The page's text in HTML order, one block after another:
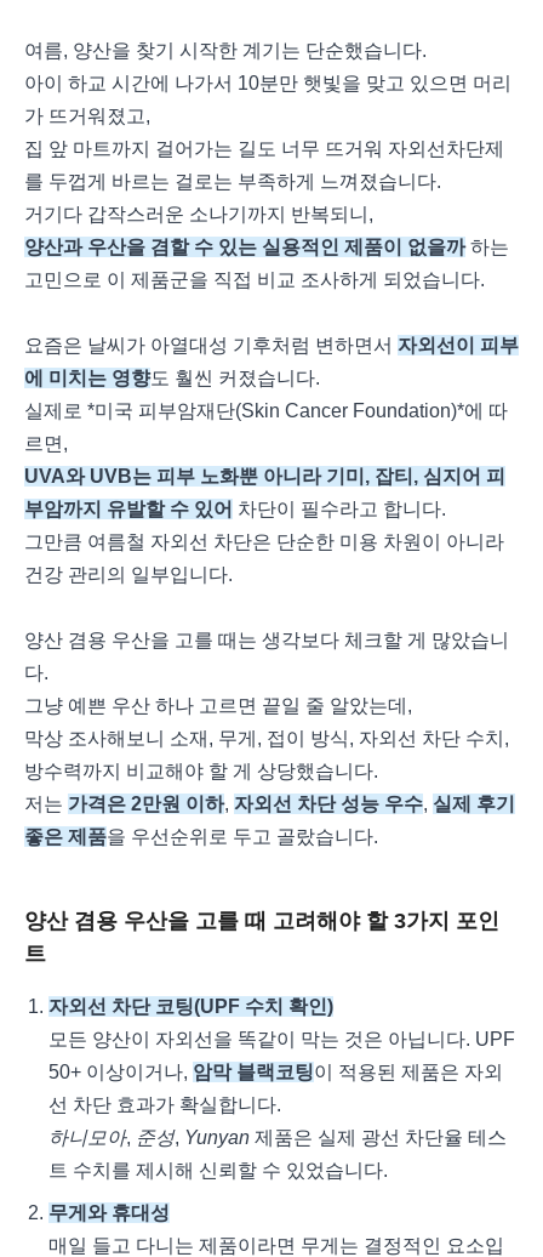
여름, 양산을 찾기 시작한 계기는 단순했습니다.
아이 하교 시간에 나가서 10분만 햇빛을 맞고 있으면 머리
가 뜨거워졌고,
집 앞 마트까지 걸어가는 길도 너무 뜨거워 자외선차단제
를 두껍게 바르는 걸로는 부족하게 느껴졌습니다.
거기다 갑작스러운 소나기까지 반복되니,
양산과 우산을 겸할 수 있는 실용적인 제품이 없을까하는
고민으로 이 제품군을 직접 비교 조사하게 되었습니다.
요즘은 날씨가 아열대성 기후처럼 변하면서 자외선이 피부
에 미치는 영향도 훨씬 커졌습니다.
실제로 *미국 피부암재단(Skin Cancer Foundation)*에 따
르면,
UVA와 UVB는 피부 노화뿐 아니라 기미, 잡티, 심지어 피
부암까지 유발할 수 있어 차단이 필수라고 합니다.
그만큼 여름철 자외선 차단은 단순한 미용 차원이 아니라
건강 관리의 일부입니다.
양산 겸용 우산을 고를 때는 생각보다 체크할 게 많았습니
다.
그냥 예쁜 우산 하나 고르면 끝일 줄 알았는데,
막상 조사해보니 소재, 무게, 접이 방식, 자외선 차단 수치,
방수력까지 비교해야 할 게 상당했습니다.
저는 가격은 2만원 이하, 자외선 차단 성능 우수, 실제 후기
좋은 제품을 우선순위로 두고 골랐습니다.
양산 겸용 우산을 고를 때 고려해야 할 3가지 포인
트
자외선 차단 코팅(UPF 수치 확인)
모든 양산이 자외선을 똑같이 막는 것은 아닙니다. UPF
50+ 이상이거나, 암막 블랙코팅이 적용된 제품은 자외
선 차단 효과가 확실합니다.
하니모아, 준성, Yunyan 제품은 실제 광선 차단율 테스
트 수치를 제시해 신뢰할 수 있었습니다.
무게와 휴대성
매일 들고 다니는 제품이라면 무게는 결정적인 요소입